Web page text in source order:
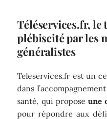
Téléservices.fr, le
plébiscité par les
généralistes
Teleservices.fr est un
dans
santé, qui propose une
pour répondre aux